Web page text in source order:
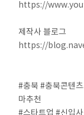
https://
제작사 블로그
https://
#충북 #충북콘텐
마추천